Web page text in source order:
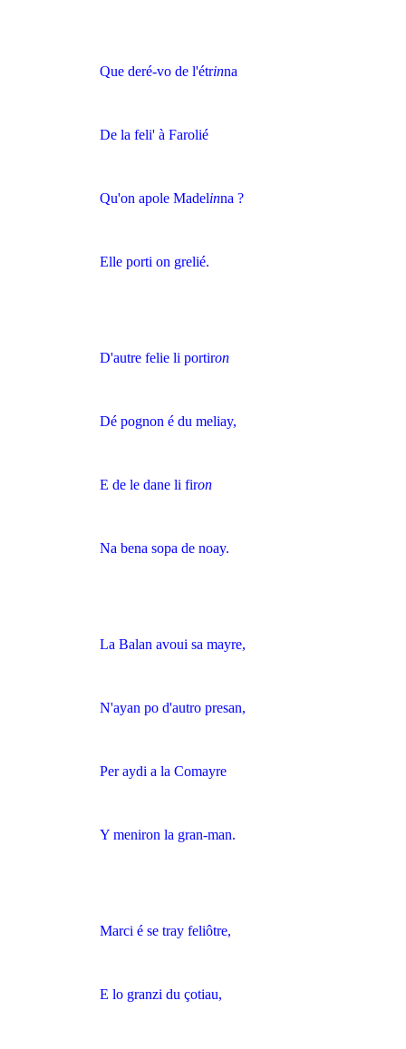
Que deré-vo de l'étrinna
De la feli' à Farolié
Qu'on apole Madelinna ?
Elle porti on grelié.
D'autre felie li portiron
Dé pognon é du meliay,
E de le dane li firon
Na bena sopa de noay.
La Balan avoui sa mayre,
N'ayan po d'autro presan,
Per aydi a la Comayre
Y meniron la gran-man.
Marci é se tray feliôtre,
E lo granzi du çotiau,